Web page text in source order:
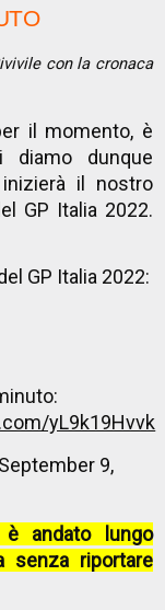
con la cronaca
il momento, è
dunque
il nostro
GP Italia 2022.
GP Italia 2022:
yL9k19Hvvk
September 9,
andato lungo
senza riportare